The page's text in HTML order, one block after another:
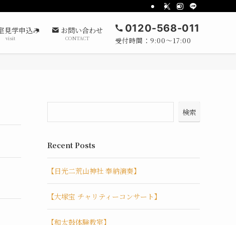
見学申込み
visit
お問い合わせ
CONTACT
0120-568-011
受付時間：9:00～17:00
検索
Recent Posts
【日光二荒山神社 奉納演奏】
【大塚宝 チャリティーコンサート】
【和太鼓体験教室】